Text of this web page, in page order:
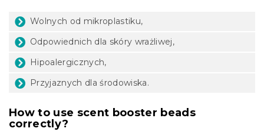
Wolnych od mikroplastiku,
Odpowiednich dla skóry wrażliwej,
Hipoalergicznych,
Przyjaznych dla środowiska.
How to use scent booster beads
correctly?